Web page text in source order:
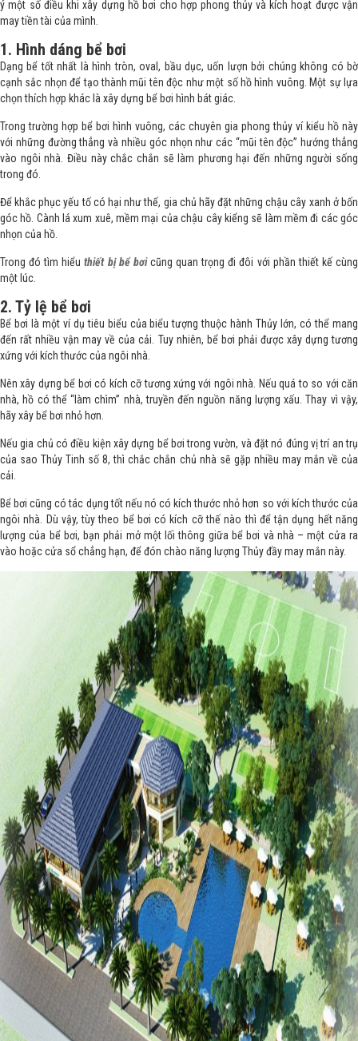
ý một số điều khi xây dựng hồ bơi cho hợp phong thủy và kích hoạt được vận
may tiền tài của mình.
1. Hình dáng bể bơi
Dạng bể tốt nhất là hình tròn, oval, bầu dục, uốn lượn bởi chúng không có bờ
cạnh sắc nhọn để tạo thành mũi tên độc như một số hồ hình vuông. Một sự lựa
chọn thích hợp khác là xây dựng bể bơi hình bát giác.
Trong trường hợp bể bơi hình vuông, các chuyên gia phong thủy ví kiểu hồ này
với những đường thẳng và nhiều góc nhọn như các “mũi tên độc” hướng thẳng
vào ngôi nhà. Điều này chắc chắn sẽ làm phương hại đến những người sống
trong đó.
Để khắc phục yếu tố có hại như thế, gia chủ hãy đặt những chậu cây xanh ở bốn
góc hồ. Cành lá xum xuê, mềm mại của chậu cây kiểng sẽ làm mềm đi các góc
nhọn của hồ.
Trong đó tìm hiểuthiết bị bể bơicũng quan trọng đi đôi với phần thiết kế cùng
một lúc.
2. Tỷ lệ bể bơi
Bể bơi là một ví dụ tiêu biểu của biểu tượng thuộc hành Thủy lớn, có thể mang
đến rất nhiều vận may về của cải. Tuy nhiên, bể bơi phải được xây dựng tương
xứng với kích thước của ngôi nhà.
Nên xây dựng bể bơi có kích cỡ tương xứng với ngôi nhà. Nếu quá to so với căn
nhà, hồ có thể “làm chìm” nhà, truyền đến nguồn năng lượng xấu. Thay vì vậy,
hãy xây bể bơi nhỏ hơn.
Nếu gia chủ có điều kiện xây dựng bể bơi trong vườn, và đặt nó đúng vị trí an trụ
của sao Thủy Tinh số 8, thì chắc chắn chủ nhà sẽ gặp nhiều may mắn về của
cải.
Bể bơi cũng có tác dụng tốt nếu nó có kích thước nhỏ hơn so với kích thước của
ngôi nhà. Dù vậy, tùy theo bể bơi có kích cỡ thế nào thì để tận dụng hết năng
lượng của bể bơi, bạn phải mở một lối thông giữa bể bơi và nhà – một cửa ra
vào hoặc cửa sổ chẳng hạn, để đón chào năng lượng Thủy đầy may mắn này.